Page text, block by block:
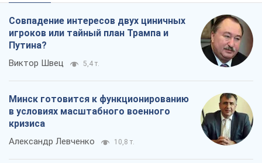
Совпадение интересов двух циничных
игроков или тайный план Трампа и
Путина?
Виктор Швец 5,4 т.
Минск готовится к функционированию
в условиях масштабного военного
кризиса
Александр Левченко 10,8 т.